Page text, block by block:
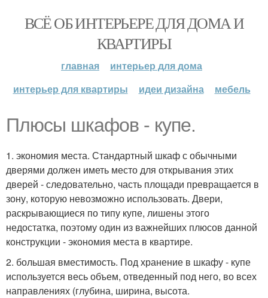
ВСЁ ОБ ИНТЕРЬЕРЕ ДЛЯ ДОМА И
КВАРТИРЫ
главная
интерьер для дома
интерьер для квартиры
идеи дизайна мебель
Плюсы шкафов - купе.
1. экономия места. Стандартный шкаф с обычными
дверями должен иметь место для открывания этих
дверей - следовательно, часть площади превращается в
зону, которую невозможно использовать. Двери,
раскрывающиеся по типу купе, лишены этого
недостатка, поэтому один из важнейших плюсов данной
конструкции - экономия места в квартире.
2. большая вместимость. Под хранение в шкафу - купе
используется весь объем, отведенный под него, во всех
направлениях (глубина, ширина, высота.